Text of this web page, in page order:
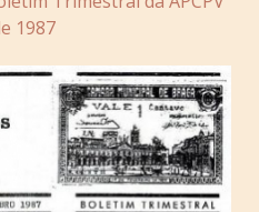
1987